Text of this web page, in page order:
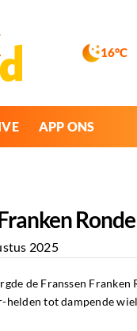
16°C
APP ONS
2025
de Franssen
helden tot dampende